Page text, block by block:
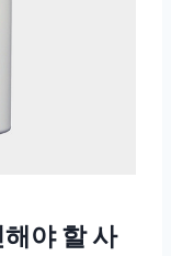
야 할 사